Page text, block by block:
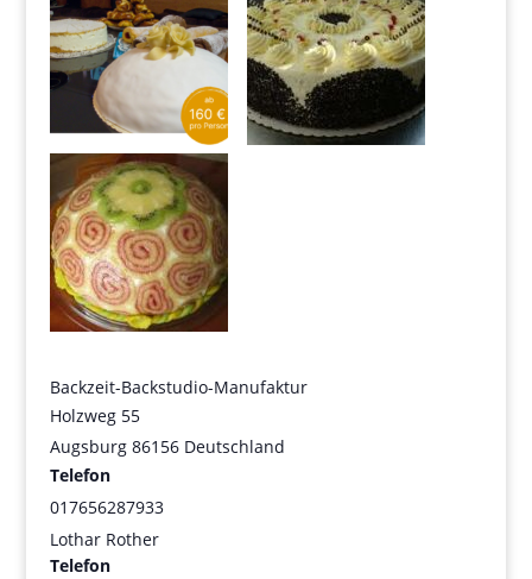
Backzeit-Backstudio-Manufaktur
Holzweg 55
Augsburg 86156 Deutschland
Telefon
017656287933
Lothar Rother
Telefon